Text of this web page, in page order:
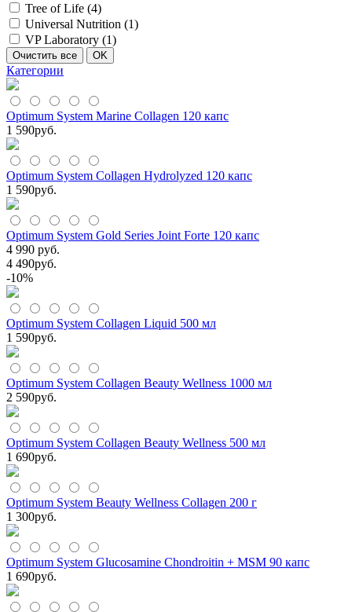
Tree of Life (4)
Universal Nutrition (1)
VP Laboratory (1)
Категории
Optimum System Marine Collagen 120 капс
1 590руб.
Optimum System Collagen Hydrolyzed 120 капс
1 590руб.
Optimum System Gold Series Joint Forte 120 капс
4 990 руб.
4 490руб.
-10%
Optimum System Collagen Liquid 500 мл
1 590руб.
Optimum System Collagen Beauty Wellness 1000 мл
2 590руб.
Optimum System Collagen Beauty Wellness 500 мл
1 690руб.
Optimum System Beauty Wellness Collagen 200 г
1 300руб.
Optimum System Glucosamine Chondroitin + MSM 90 капс
1 690руб.